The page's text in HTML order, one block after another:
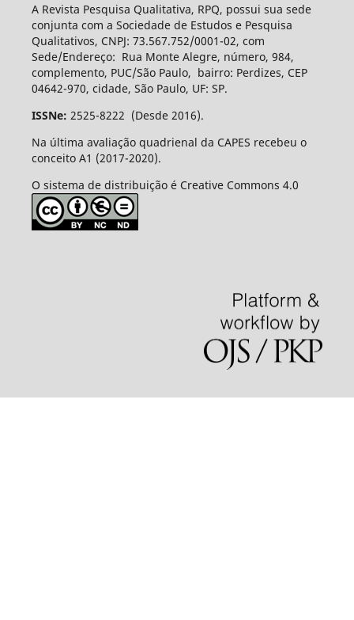
A Revista Pesquisa Qualitativa, RPQ, possui sua sede
conjunta com a Sociedade de Estudos e Pesquisa
Qualitativos, CNPJ: 73.567.752/0001-02, com
Sede/Endereço: Rua Monte Alegre, número, 984,
complemento, PUC/São Paulo, bairro: Perdizes, CEP
04642-970, cidade, São Paulo, UF: SP.
ISSNe: 2525-8222 (Desde 2016).
Na última avaliação quadrienal da CAPES recebeu o
conceito A1 (2017-2020).
O sistema de distribuição é Creative Commons 4.0